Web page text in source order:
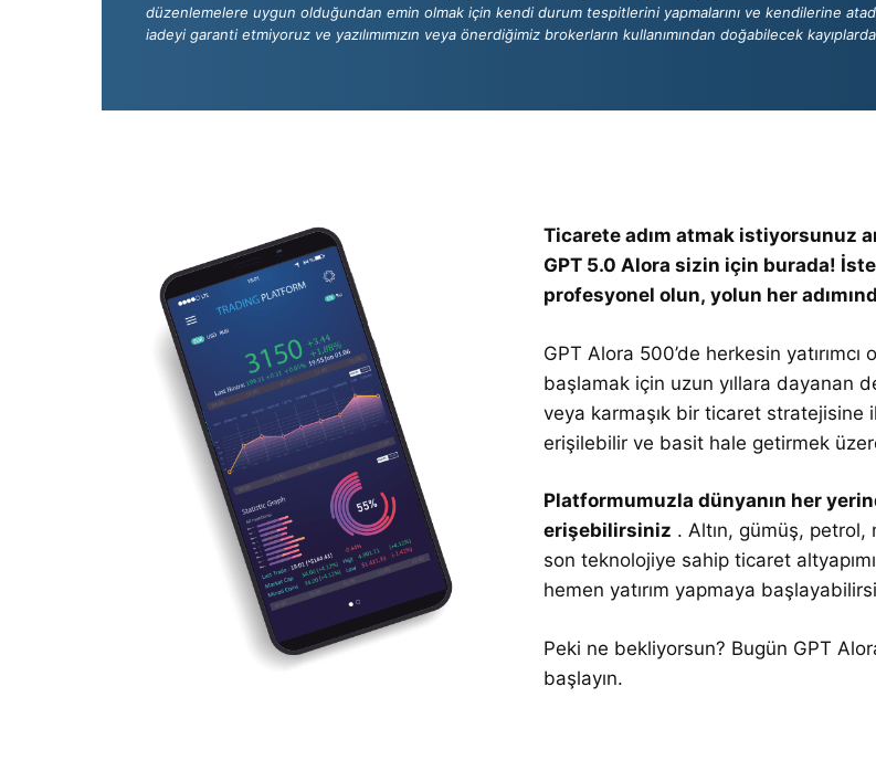
düzenlemelere uygun olduğundan emin olmak için kendi durum tespitlerini yapmalarını ve kendilerine
iadeyi garanti etmiyoruz ve yazılımımızın veya önerdiğimiz brokerların kullanımından doğabilecek
Ticarete adım atmak istiyorsunuz
GPT 5.0 Alora sizin için burada!
profesyonel olun, yolun her
GPT Alora 500’de herkesin
başlamak için uzun yıllara dayanan
veya karmaşık bir ticaret stratejisine
erişilebilir ve basit hale getirmek
Platformumuzla dünyanın her
erişebilirsiniz . Altın, gümüş, petrol,
son teknolojiye sahip ticaret
hemen yatırım yapmaya
Peki ne bekliyorsun? Bugün GPT
başlayın.